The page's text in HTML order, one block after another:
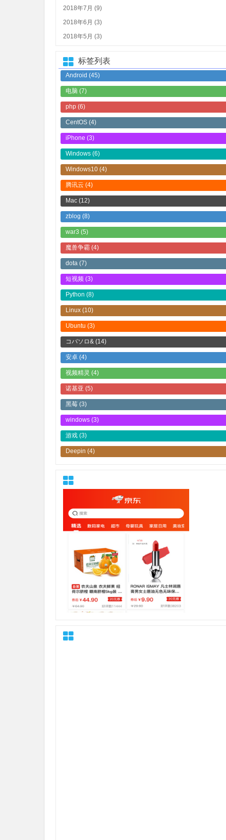
2018年7月 (9)
2018年6月 (3)
2018年5月 (3)
标签列表
Android (45)
电脑 (7)
php (6)
CentOS (4)
iPhone (3)
Windows (6)
Windows10 (4)
腾讯云 (4)
Mac (12)
zblog (8)
war3 (5)
魔兽争霸 (4)
dota (7)
短视频 (3)
Python (8)
Linux (10)
Ubuntu (3)
コバソロ& (14)
安卓 (4)
视频精灵 (4)
诺基亚 (5)
黑莓 (3)
windows (3)
游戏 (3)
Deepin (4)